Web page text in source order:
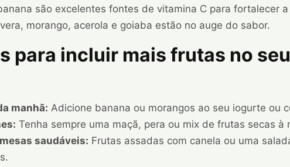
são excelentes fontes de vitamina C para fortalecer
morango, acerola e goiaba estão no auge do sabor.
para incluir mais frutas no
manhã: Adicione banana ou morangos ao seu iogurte ou
Tenha sempre uma maçã, pera ou mix de frutas secas à
saudáveis: Frutas assadas com canela ou uma